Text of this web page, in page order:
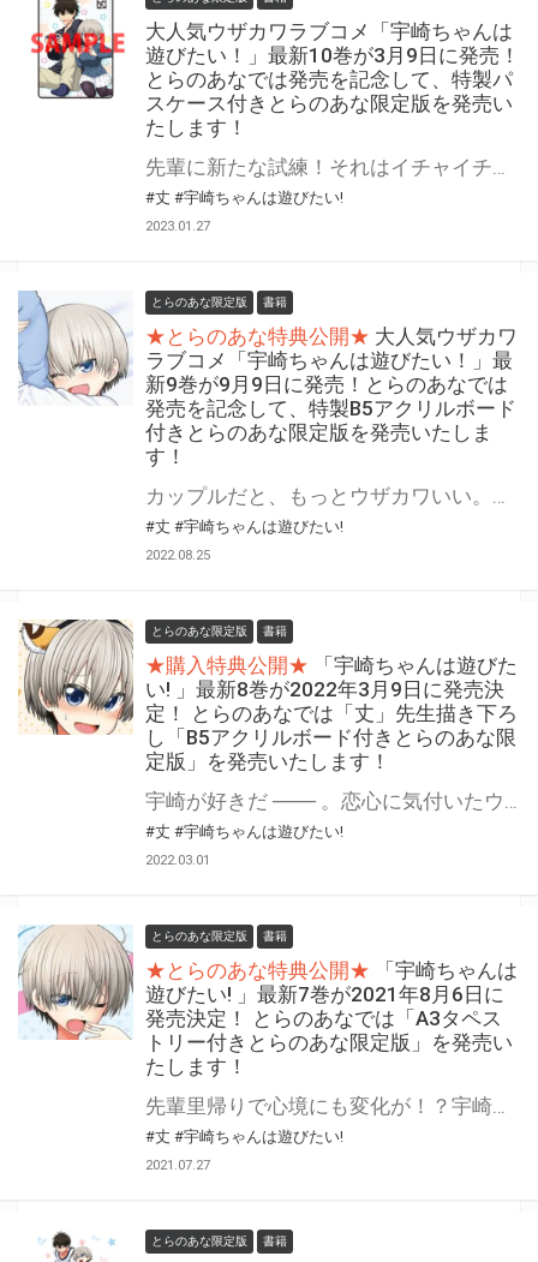
大人気ウザカワラブコメ「宇崎ちゃんは
遊びたい！」最新10巻が3月9日に発売！
とらのあなでは発売を記念して、特製パ
スケース付きとらのあな限定版を発売い
たします！
先輩に新たな試練！それはイチャイチャ耐性をつけること！？ 大人気ウザカワラブコメ「宇崎ちゃんは遊びたい！」最新10巻が3月9日(木)に発売！ とらのあなでは発売を記念して、特製パスケース付きとらのあな限定版を発売いたします！ とらのあな限定版は数量限定となりますので、予約を含め是非ともお早めにお求めください！
#丈 #宇崎ちゃんは遊びたい!
2023.01.27
とらのあな限定版 書籍
★とらのあな特典公開★ 大人気ウザカワ
ラブコメ「宇崎ちゃんは遊びたい！」最
新9巻が9月9日に発売！とらのあなでは
発売を記念して、特製B5アクリルボード
付きとらのあな限定版を発売いたしま
す！
カップルだと、もっとウザカワいい。宇崎一家も巻き込んで、ドタバタ加速！ 大人気ウザカワラブコメ「宇崎ちゃんは遊びたい！」最新9巻が9月9日（金）に発売！ とらのあなでは発売を記念して、特製B5アクリルボード付きとらのあな限定版を発売いたします！ とらのあな限定版は数量限定となりますので、予約を含め是非ともお早めにお求めください！
#丈 #宇崎ちゃんは遊びたい!
2022.08.25
とらのあな限定版 書籍
★購入特典公開★
「宇崎ちゃんは遊びた
い! 」最新8巻が2022年3月9日に発売決
定！ とらのあなでは「丈」先生描き下ろ
し「B5アクリルボード付きとらのあな限
定版」を発売いたします！
宇崎が好きだ ─── 。恋心に気付いたウザカワラブコメ、ネクストステージ！ 大人気のウザカワ系後輩とのドタバタラブコメ「宇崎ちゃんは遊びたい! 」最新8巻が2022年3月9日（水）に発売！ 8巻発売を記念して「B5アクリルボード付きとらのあな限定版」を発売いたします！ とらのあな限定版は限られておりますので予約を含め是非ともお早めにお求めください！！
#丈 #宇崎ちゃんは遊びたい!
2022.03.01
とらのあな限定版 書籍
★とらのあな特典公開★
「宇崎ちゃんは
遊びたい! 」最新7巻が2021年8月6日に
発売決定！ とらのあなでは「A3タペス
トリー付きとらのあな限定版」を発売い
たします！
先輩里帰りで心境にも変化が！？宇崎家クリスマスで何かが起こる！？ 大人気のウザカワ系後輩とのドタバタラブコメ「宇崎ちゃんは遊びたい! 」最新7巻が2021年8月6日に発売！ とらのあなでは発売を記念して「A3タペストリー付きとらのあな限定版」を発売いたします！ イラストは5巻の際に発売した「アクリルスタンド付きとらのあな限定版」のイラストを をタペストリー化します！ とらのあな限定版は限られておりますので予約を含め是非ともお早めにお求めください！！
#丈 #宇崎ちゃんは遊びたい!
2021.07.27
とらのあな限定版 書籍